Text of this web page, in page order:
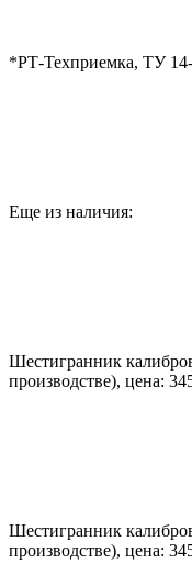
*РТ-Техприемка, ТУ
Еще из наличия:
Шестигранник
производстве), цена:
Шестигранник
производстве), цена: